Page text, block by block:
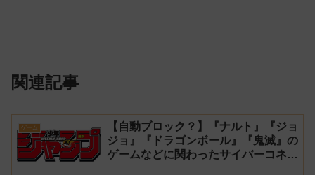
関連記事
ゲーム
【自動ブロック？】『ナルト』『ジョ
ジョ』『ドラゴンボール』『鬼滅』の
ゲームなどに関わったサイバーコネク